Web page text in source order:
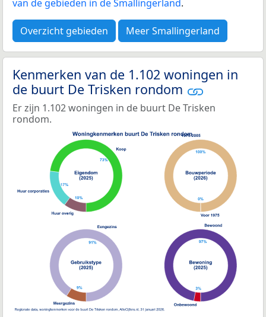
van de gebieden in de Smallingerland.
Overzicht gebieden Meer Smallingerland
Kenmerken van de 1.102 woningen in
de buurt De Trisken rondom
Er zijn 1.102 woningen in de buurt De Trisken
rondom.